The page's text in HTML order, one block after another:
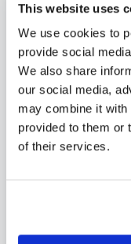
This website uses
We use cookies to
provide social
We also share
our social media,
may combine it with
provided to them or
of their services.
te
jej
pro
we
by
a
we
bov
e s